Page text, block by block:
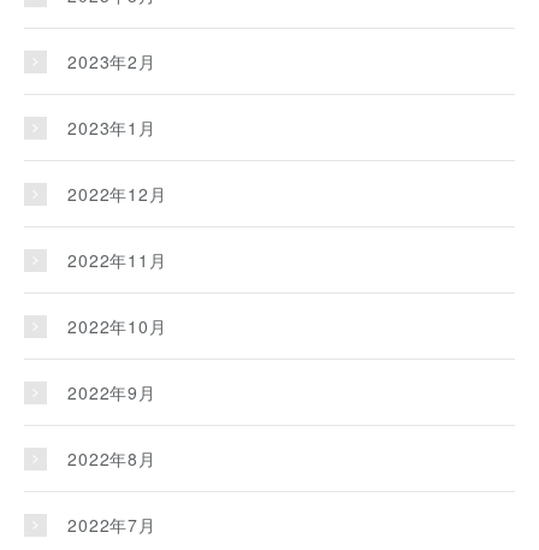
2023年2月
2023年1月
2022年12月
2022年11月
2022年10月
2022年9月
2022年8月
2022年7月